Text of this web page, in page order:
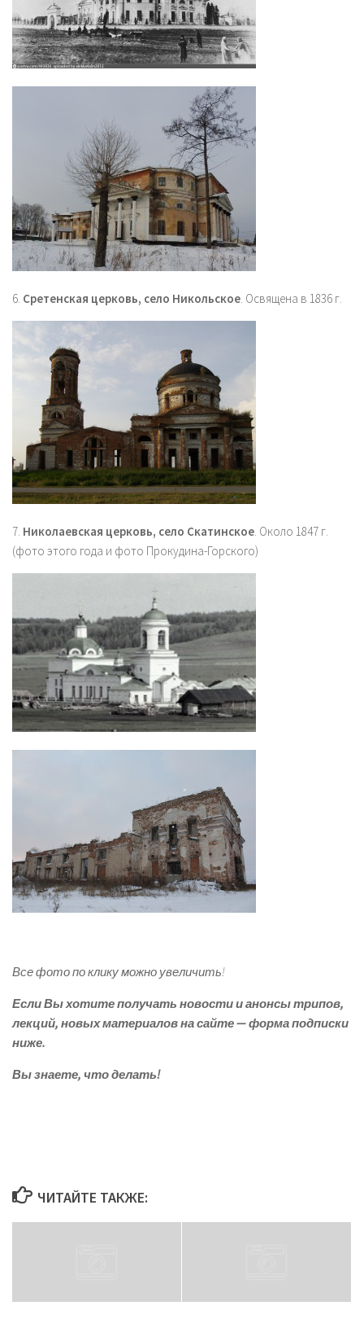
6. Сретенская церковь, село Никольское. Освящена в 1836 г.
7. Николаевская церковь, село Скатинское. Около 1847 г.
(фото этого года и фото Прокудина-Горского)
Все фото по клику можно увеличить!
Если Вы хотите получать новости и анонсы трипов,
лекций, новых материалов на сайте — форма подписки
ниже.
Вы знаете, что делать!
ЧИТАЙТЕ ТАКЖЕ: